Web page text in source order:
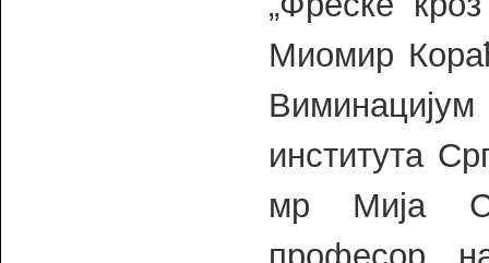
Миомир
института
мр Мија